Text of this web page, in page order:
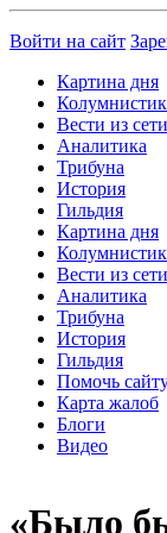
Войти на сайт
Картина дня
Вести из сети
Аналитика
Трибуна
История
Гильдия
Картина дня
Вести из сети
Аналитика
Трибуна
История
Гильдия
Помочь
Карта жалоб
Блоги
Видео
«Было